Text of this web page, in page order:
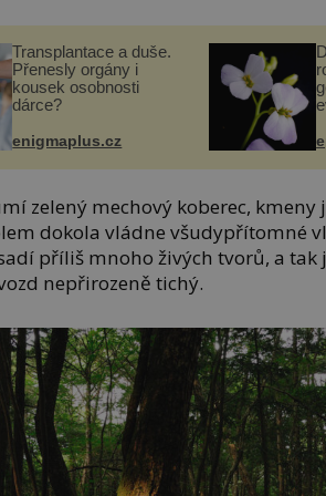
Transplantace a duše.
Přenesly orgány i
kousek osobnosti
dárce?
enigmaplus.cz
zelený mechový koberec, kmeny
dokola vládne všudypřítomné
příliš mnoho živých tvorů, a tak
nepřirozeně tichý.